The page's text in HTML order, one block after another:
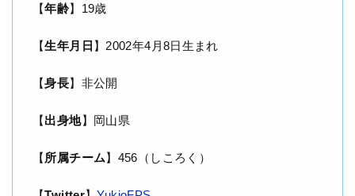
【年齢】19歳
【生年月日 】2002年4月8日生まれ
【身長】非公開
【出身地】岡山県
【所属チーム】456（しころく）